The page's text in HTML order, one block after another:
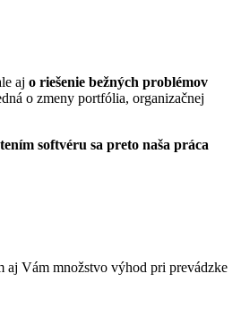
aj o riešenie bežných problémov
o zmeny portfólia, organizačnej
softvéru sa preto naša práca
aj Vám množstvo výhod pri prevádzke